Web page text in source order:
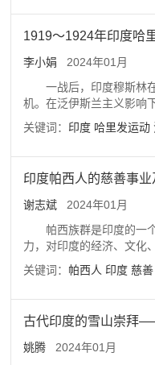
其政治思想快速获得了群
动不但改变了传统的印度
治发展过程不容忽略的影
1919～1924年印度哈
李小娟
2024年01月
一战后，印度穆斯林
机。在泛伊斯兰主义影响
帜，联合印度教徒，采用
发运动。该运动以1919年
导思想，不利于团结印度
的目标。
关键词： 印度 哈里发运动
印度帕西人的慈善事
谢志斌
2024年01月
帕西族群是印度的一
力，对印度的经济、文化
在慈善事业领域，影响广
涉及领域非常宽泛，包括
国、中国等也多有捐助。
斯德教所主张的“三善”思
关键词： 帕西人 印度 慈善
古代印度的雪山崇拜
姚腾
2024年01月